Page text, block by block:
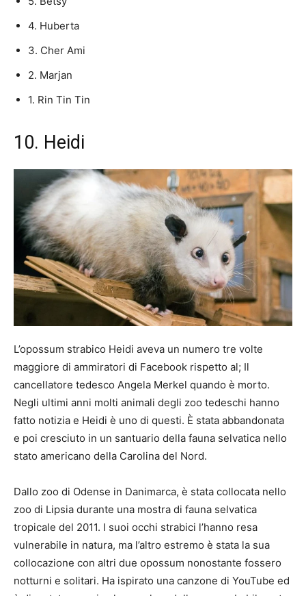
4. Huberta
3. Cher Ami
2. Marjan
1. Rin Tin Tin
10. Heidi
L’opossum strabico Heidi aveva un numero tre volte
maggiore di ammiratori di Facebook rispetto al; Il
cancellatore tedesco Angela Merkel quando è morto.
Negli ultimi anni molti animali degli zoo tedeschi hanno
fatto notizia e Heidi è uno di questi. È stata abbandonata
e poi cresciuto in un santuario della fauna selvatica nello
stato americano della Carolina del Nord.
Dallo zoo di Odense in Danimarca, è stata collocata nello
zoo di Lipsia durante una mostra di fauna selvatica
tropicale del 2011. I suoi occhi strabici l’hanno resa
vulnerabile in natura, ma l’altro estremo è stata la sua
collocazione con altri due opossum nonostante fossero
notturni e solitari. Ha ispirato una canzone di YouTube ed